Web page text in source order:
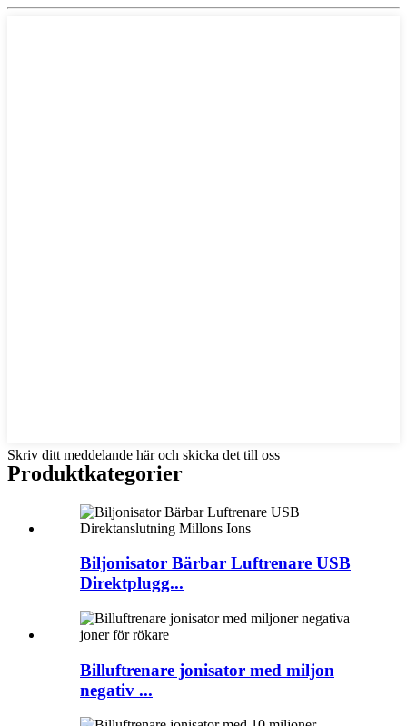
Skriv ditt meddelande här och skicka det till oss
Produktkategorier
Biljonisator Bärbar Luftrenare USB
Direktplugg...
Billuftrenare jonisator med miljon
negativ ...